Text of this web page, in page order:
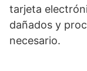
tarjeta
dañados y
necesario.